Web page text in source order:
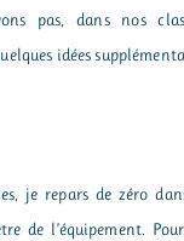
pas, dans nos
idées
je repars de zéro
de l’équipement.